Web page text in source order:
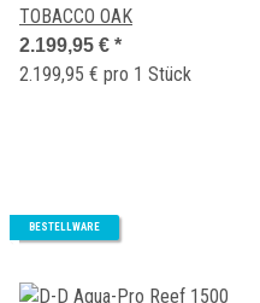
TOBACCO OAK
2.199,95 € *
2.199,95 € pro 1 Stück
BESTELLWARE